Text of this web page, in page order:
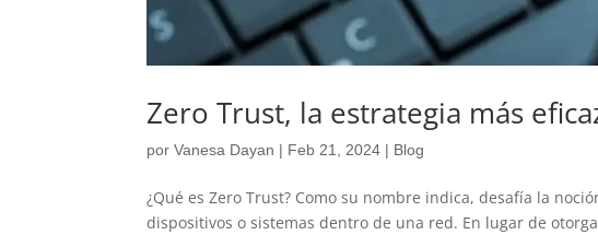
Zero Trust, la estrategia más
porVanesa Dayan | Feb 21, 2024 | Blog
¿Qué es Zero Trust? Como su nombre indica, desafía la
dispositivos o sistemas dentro de una red. En lugar de